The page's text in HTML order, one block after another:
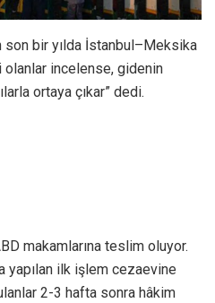
son bir yılda İstanbul–Meksika
incelense, gidenin
ortaya çıkar” dedi.
makamlarına teslim oluyor.
yapılan ilk işlem cezaevine
2-3 hafta sonra hâkim